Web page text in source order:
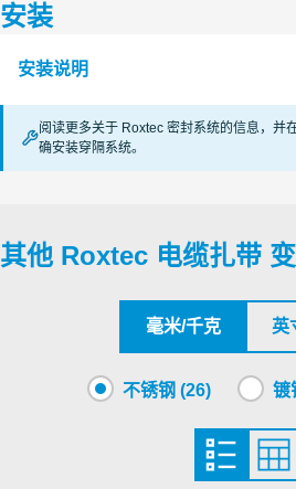
认证机构
LR 证书续期中
DNV 证书续期中
安装
安装说明
CABLE STRAPS (en)
阅读更多关于 Roxtec 密封系统的信息，并
确安装穿隔系统。
其他 Roxtec 电缆扎带
毫米/千克 英
不锈钢 (26) 镀